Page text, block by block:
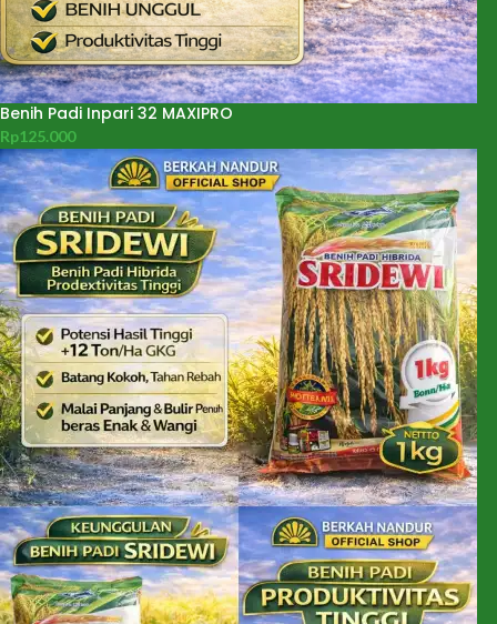
Benih Padi Inpari 32 MAXIPRO
Rp125.000